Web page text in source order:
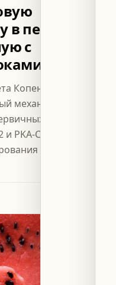
в первичных
с
сердца
Копенгагена
механизм
ресничках,
PKA-Cα, который
сердца у